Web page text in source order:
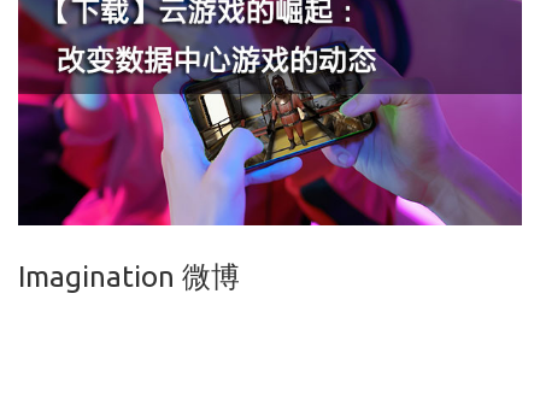
Imagination 微博